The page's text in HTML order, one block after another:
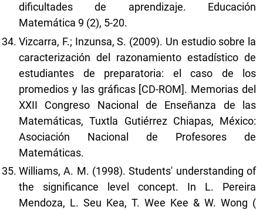
dificultades de aprendizaje. Educación
Matemática 9 (2), 5-20.
Vizcarra, F.; Inzunsa, S. (2009). Un estudio sobre la
caracterización del razonamiento estadístico de
estudiantes de preparatoria: el caso de los
promedios y las gráficas [CD-ROM]. Memorias del
XXII Congreso Nacional de Enseñanza de las
Matemáticas, Tuxtla Gutiérrez Chiapas, México:
Asociación Nacional de Profesores de
Matemáticas.
Williams, A. M. (1998). Students' understanding of
the significance level concept. In L. Pereira
Mendoza, L. Seu Kea, T. Wee Kee & W. Wong (